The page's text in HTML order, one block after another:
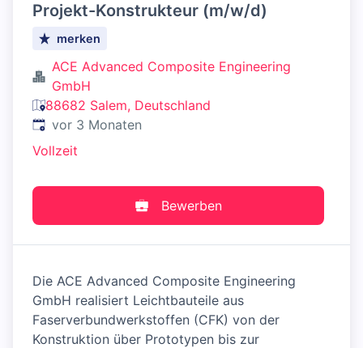
Projekt-Konstrukteur (m/w/d)
merken
ACE Advanced Composite Engineering
GmbH
88682 Salem, Deutschland
Veröffentlicht:
vor 3 Monaten
Vollzeit
Bewerben
Die ACE Advanced Composite Engineering
GmbH realisiert Leichtbauteile aus
Faserverbundwerkstoffen (CFK) von der
Konstruktion über Prototypen bis zur